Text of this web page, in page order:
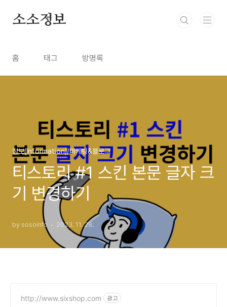
소소정보
홈 태그 방명록
정보(Information)/마케팅&블로그
티스토리 #1 스킨 본문 글자 크
기 변경하기
by sosoinfo 2023. 11. 28.
http://www.sixshop.com 광고